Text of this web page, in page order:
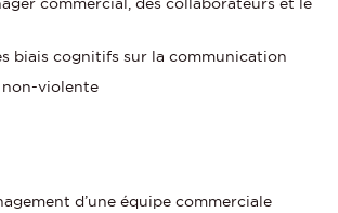
biais cognitifs sur la communication
non-violente
d’une équipe commerciale